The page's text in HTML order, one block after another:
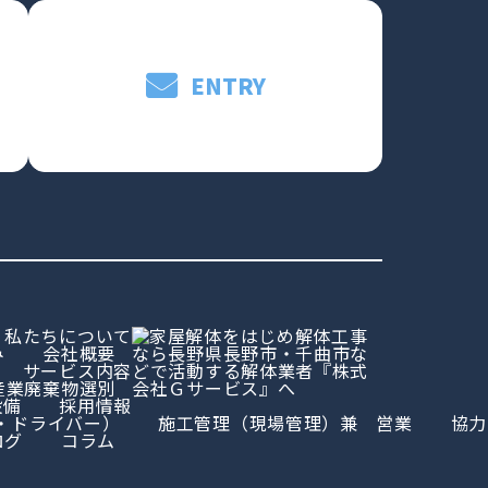
ENTRY
私たちについて
会社概要
サービス内容
廃棄物選別
採用情報
ドライバー） 施工管理（現場管理）兼 営業 協
コラム